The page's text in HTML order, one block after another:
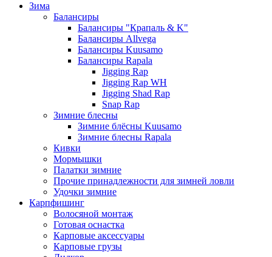
Зима
Балансиры
Балансиры "Крапаль & K"
Балансиры Allvega
Балансиры Kuusamo
Балансиры Rapala
Jigging Rap
Jigging Rap WH
Jigging Shad Rap
Snap Rap
Зимние блесны
Зимние блёсны Kuusamo
Зимние блесны Rapala
Кивки
Мормышки
Палатки зимние
Прочие принадлежности для зимней ловли
Удочки зимние
Карпфишинг
Волосяной монтаж
Готовая оснастка
Карповые аксессуары
Карповые грузы